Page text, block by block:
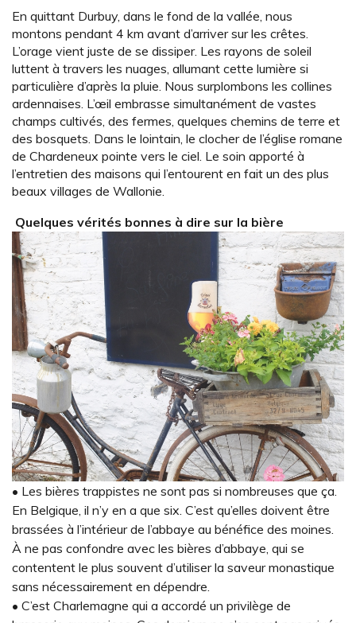
En quittant Durbuy, dans le fond de la vallée, nous
montons pendant 4 km avant d’arriver sur les crêtes.
L’orage vient juste de se dissiper. Les rayons de soleil
luttent à travers les nuages, allumant cette lumière si
particulière d’après la pluie. Nous surplombons les collines
ardennaises. L’œil embrasse simultanément de vastes
champs cultivés, des fermes, quelques chemins de terre et
des bosquets. Dans le lointain, le clocher de l’église romane
de Chardeneux pointe vers le ciel. Le soin apporté à
l’entretien des maisons qui l’entourent en fait un des plus
beaux villages de Wallonie.
Quelques vérités bonnes à dire sur la bière
• Les bières trappistes ne sont pas si nombreuses que ça.
En Belgique, il n’y en a que six. C’est qu’elles doivent être
brassées à l’intérieur de l’abbaye au bénéfice des moines.
À ne pas confondre avec les bières d’abbaye, qui se
contentent le plus souvent d’utiliser la saveur monastique
sans nécessairement en dépendre.
• C’est Charlemagne qui a accordé un privilège de